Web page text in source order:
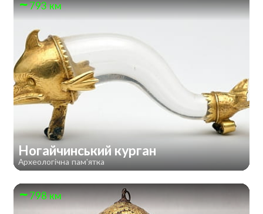
793 км
Ногайчинський курган
Археологічна пам'ятка
798 км